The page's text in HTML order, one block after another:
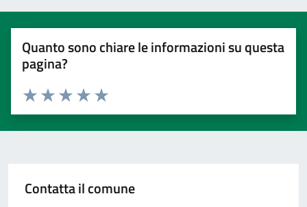
Quanto sono chiare le informazioni su questa
pagina?
Valuta 5 stelle su 5
Valuta 4 stelle su 5
Valuta 3 stelle su 5
Valuta 2 stelle su 5
Valuta 1 stelle su 5
Contatta il comune